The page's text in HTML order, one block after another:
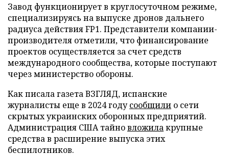
Завод функционирует в круглосуточном режиме,
специализируясь на выпуске дронов дальнего
радиуса действия FP1. Представители компании-
производителя отметили, что финансирование
проектов осуществляется за счет средств
международного сообщества, которые поступают
через министерство обороны.
Как писала газета ВЗГЛЯД, испанские
журналисты еще в 2024 годусообщили о сети
скрытых украинских оборонных предприятий.
Администрация США тайновложилакрупные
средства в расширение выпуска этих
беспилотников.